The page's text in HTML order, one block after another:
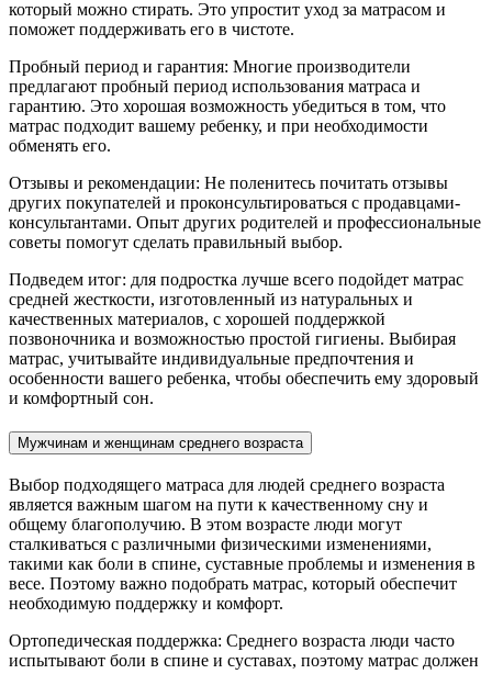
который можно стирать. Это упростит уход за матрасом и
поможет поддерживать его в чистоте.
Пробный период и гарантия: Многие производители
предлагают пробный период использования матраса и
гарантию. Это хорошая возможность убедиться в том, что
матрас подходит вашему ребенку, и при необходимости
обменять его.
Отзывы и рекомендации: Не поленитесь почитать отзывы
других покупателей и проконсультироваться с продавцами-
консультантами. Опыт других родителей и профессиональные
советы помогут сделать правильный выбор.
Подведем итог: для подростка лучше всего подойдет матрас
средней жесткости, изготовленный из натуральных и
качественных материалов, с хорошей поддержкой
позвоночника и возможностью простой гигиены. Выбирая
матрас, учитывайте индивидуальные предпочтения и
особенности вашего ребенка, чтобы обеспечить ему здоровый
и комфортный сон.
Мужчинам и женщинам среднего возраста
Выбор подходящего матраса для людей среднего возраста
является важным шагом на пути к качественному сну и
общему благополучию. В этом возрасте люди могут
сталкиваться с различными физическими изменениями,
такими как боли в спине, суставные проблемы и изменения в
весе. Поэтому важно подобрать матрас, который обеспечит
необходимую поддержку и комфорт.
Ортопедическая поддержка: Среднего возраста люди часто
испытывают боли в спине и суставах, поэтому матрас должен